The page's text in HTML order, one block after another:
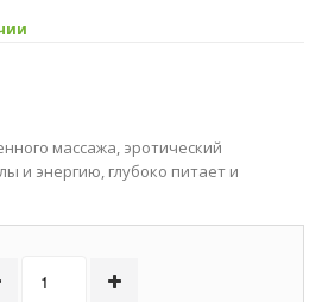
массажа, эротический
и энергию, глубоко питает и